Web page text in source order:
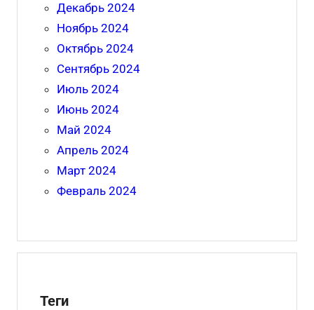
Декабрь 2024
Ноябрь 2024
Октябрь 2024
Сентябрь 2024
Июль 2024
Июнь 2024
Май 2024
Апрель 2024
Март 2024
Февраль 2024
Теги